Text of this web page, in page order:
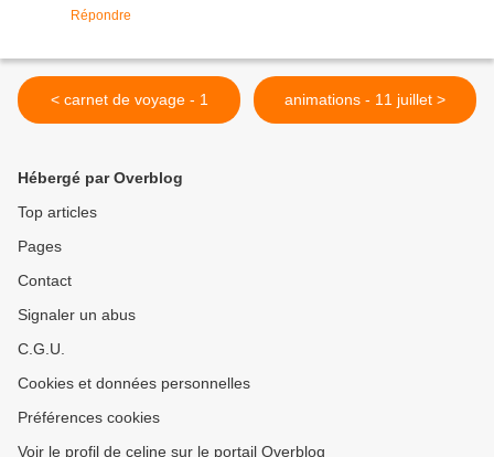
Répondre
< carnet de voyage - 1 animations - 11 juillet >
Hébergé par Overblog
Top articles
Pages
Contact
Signaler un abus
C.G.U.
Cookies et données personnelles
Préférences cookies
Voir le profil de celine sur le portail Overblog